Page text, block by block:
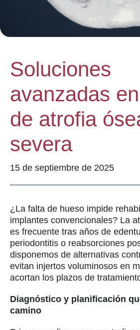
Soluciones
avanzadas
de atrofia
severa
15 de septiembre de 2025
¿La falta de hueso impide
implantes convencionales? La
es frecuente tras años de
periodontitis o reabsorciones
disponemos de alternativas
evitan injertos voluminosos en
acortan los plazos de
Diagnóstico y planificación
camino